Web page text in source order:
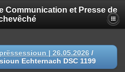
Communication et Presse de
| 26.05.2026 /
Echternach DSC 1199